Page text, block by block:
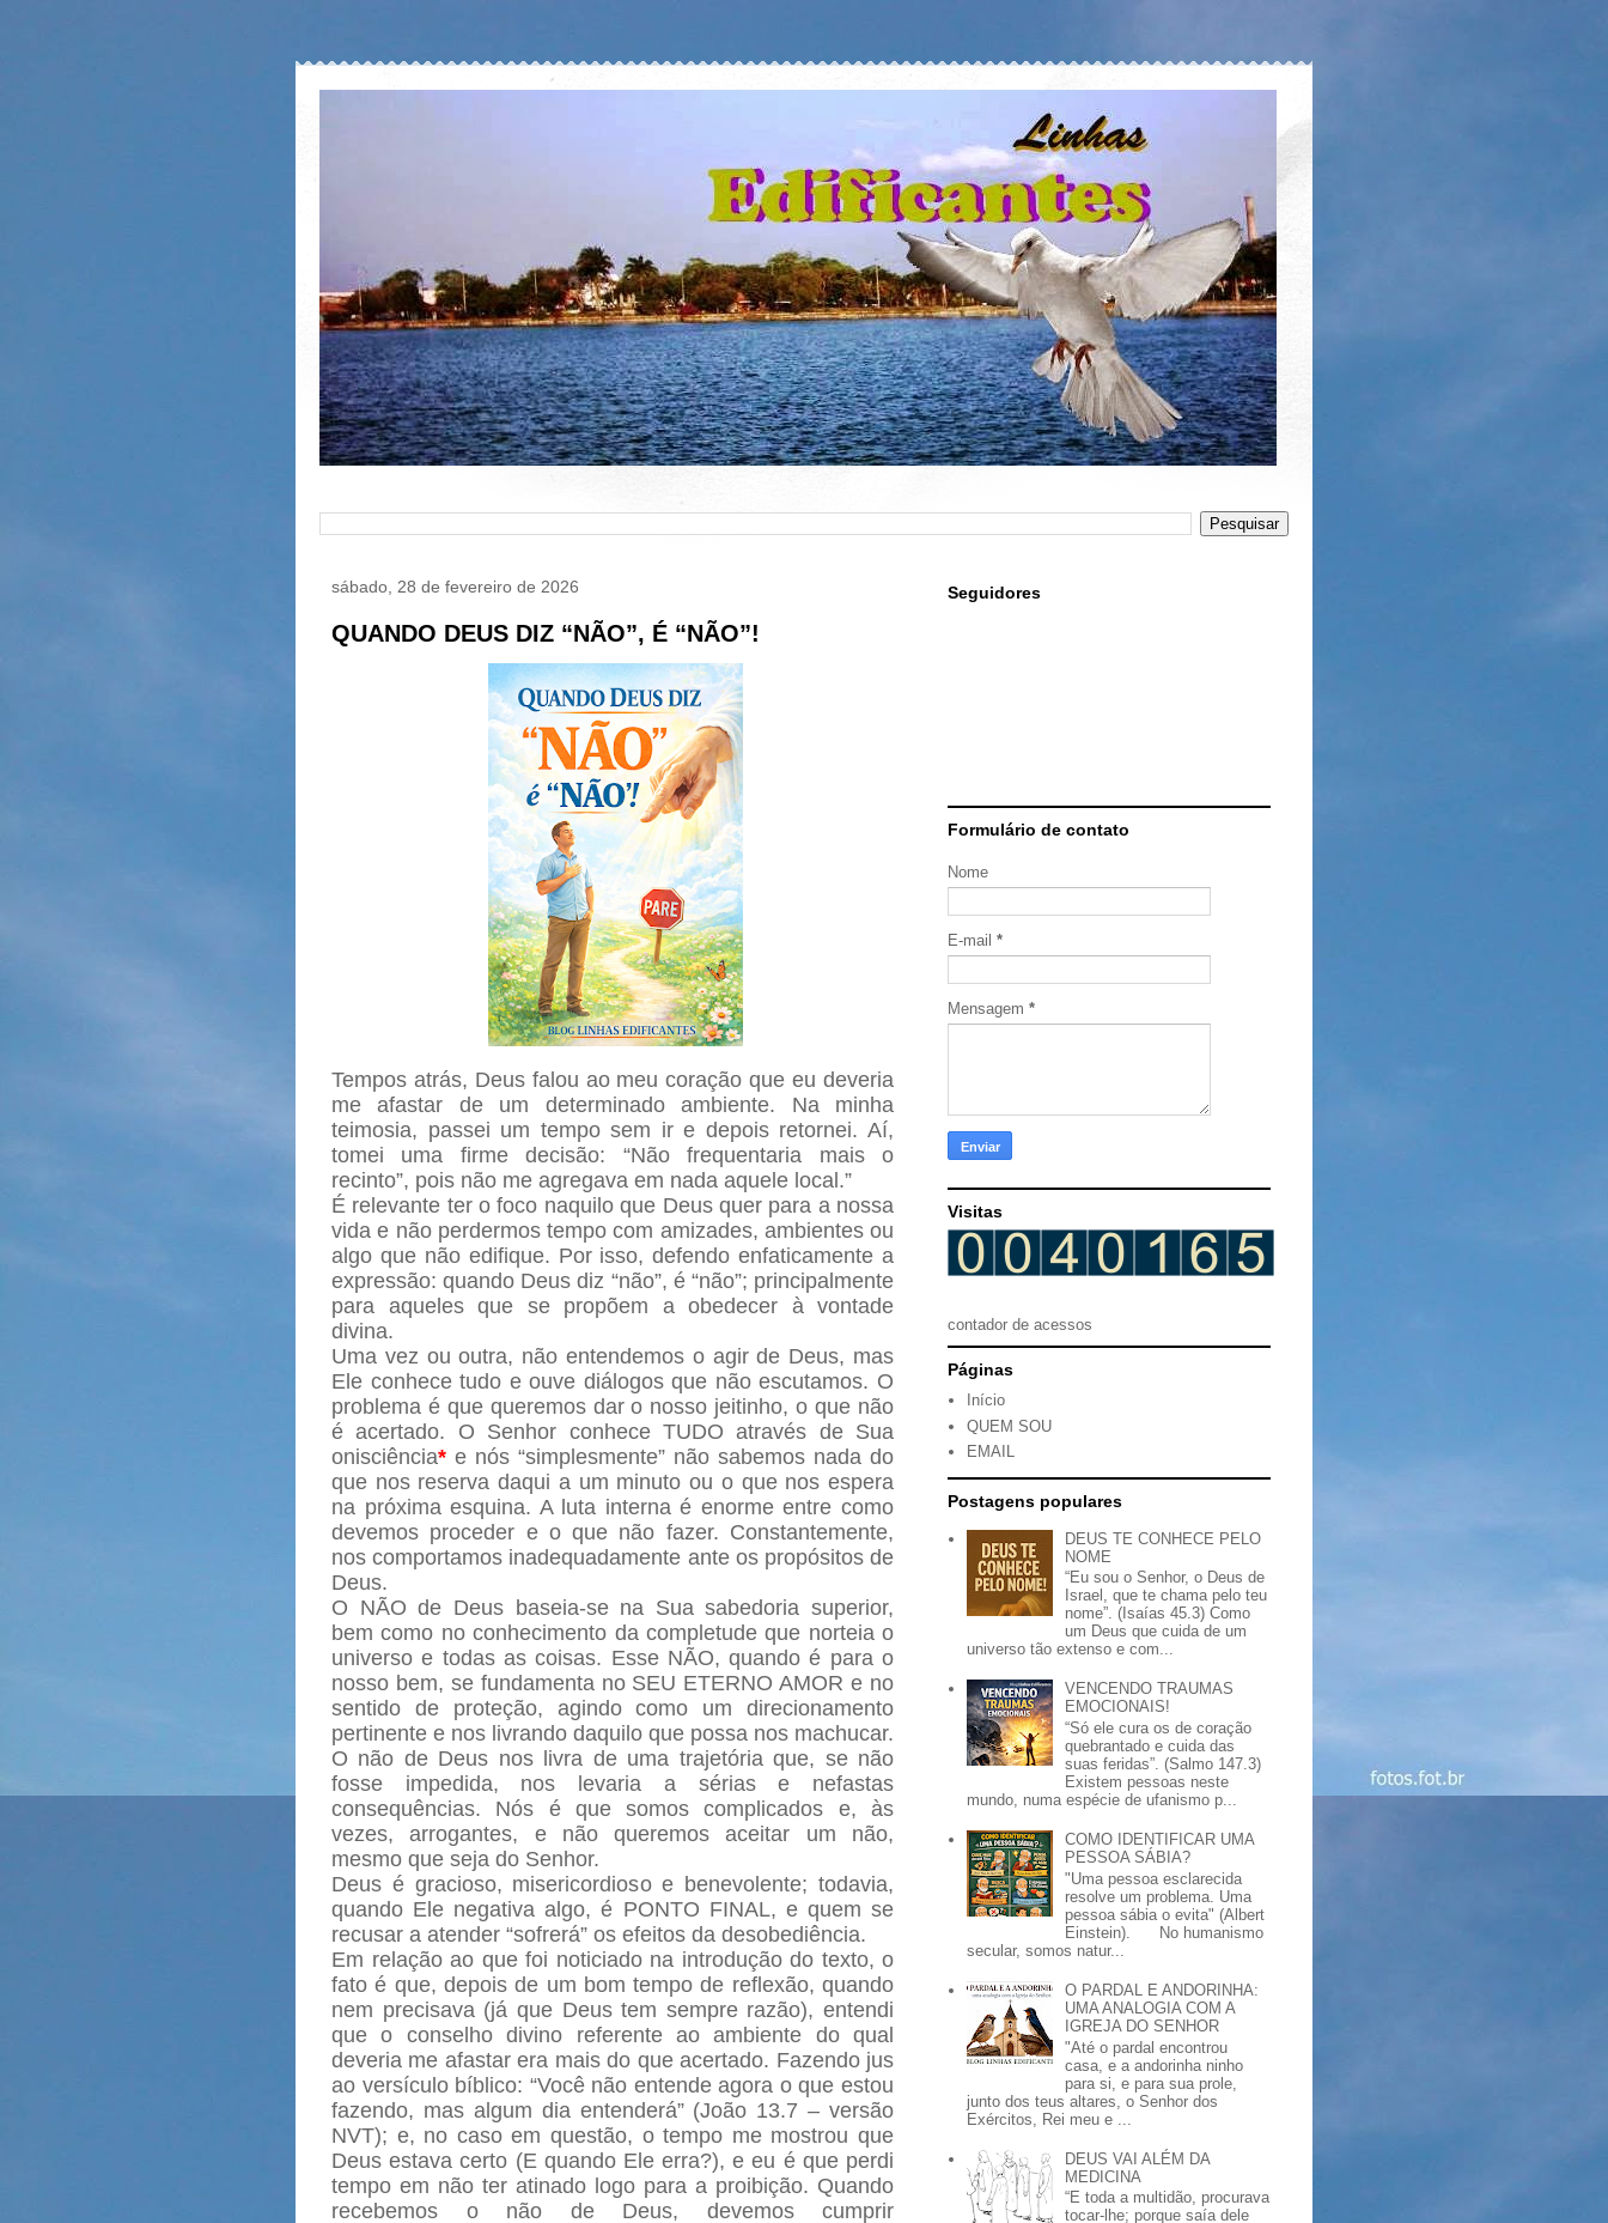
sábado, 28 de fevereiro de 2026
QUANDO DEUS DIZ “NÃO”, É “NÃO”!
Tempos atrás, Deus falou ao meu coração que eu deveria
me afastar de um determinado ambiente. Na minha
teimosia, passei um tempo sem ir e depois retornei. Aí,
tomei uma firme decisão: “Não frequentaria mais o
recinto”, pois não me agregava em nada aquele local.”
É relevante ter o foco naquilo que Deus quer para a nossa
vida e não perdermos tempo com amizades, ambientes ou
algo que não edifique. Por isso, defendo enfaticamente a
expressão: quando Deus diz “não”, é “não”; principalmente
para aqueles que se propõem a obedecer à vontade
divina.
Uma vez ou outra, não entendemos o agir de Deus, mas
Ele conhece tudo e ouve diálogos que não escutamos. O
problema é que queremos dar o nosso jeitinho, o que não
é acertado. O Senhor conhece TUDO através de Sua
onisciência* e nós “simplesmente” não sabemos nada do
que nos reserva daqui a um minuto ou o que nos espera
na próxima esquina. A luta interna é enorme entre como
devemos proceder e o que não fazer. Constantemente,
nos comportamos inadequadamente ante os propósitos de
Deus.
O NÃO de Deus baseia-se na Sua sabedoria superior,
bem como no conhecimento da completude que norteia o
universo e todas as coisas. Esse NÃO, quando é para o
nosso bem, se fundamenta no SEU ETERNO AMOR e no
sentido de proteção, agindo como um direcionamento
pertinente e nos livrando daquilo que possa nos machucar.
O não de Deus nos livra de uma trajetória que, se não
fosse impedida, nos levaria a sérias e nefastas
consequências. Nós é que somos complicados e, às
vezes, arrogantes, e não queremos aceitar um não,
mesmo que seja do Senhor.
Deus é gracioso, misericordioso e benevolente; todavia,
quando Ele negativa algo, é PONTO FINAL, e quem se
recusar a atender “sofrerá” os efeitos da desobediência.
Em relação ao que foi noticiado na introdução do texto, o
fato é que, depois de um bom tempo de reflexão, quando
nem precisava (já que Deus tem sempre razão), entendi
que o conselho divino referente ao ambiente do qual
deveria me afastar era mais do que acertado. Fazendo jus
ao versículo bíblico: “Você não entende agora o que estou
fazendo, mas algum dia entenderá” (João 13.7 – versão
NVT); e, no caso em questão, o tempo me mostrou que
Deus estava certo (E quando Ele erra?), e eu é que perdi
tempo em não ter atinado logo para a proibição. Quando
recebemos o não de Deus, devemos cumprir
Seguidores
Formulário de contato
Nome
E-mail *
Mensagem *
Visitas
contador de acessos
Páginas
Início
QUEM SOU
EMAIL
Postagens populares
DEUS TE CONHECE PELO
NOME
“Eu sou o Senhor, o Deus de
Israel, que te chama pelo teu
nome”. (Isaías 45.3) Como
um Deus que cuida de um
universo tão extenso e com...
VENCENDO TRAUMAS
EMOCIONAIS!
“Só ele cura os de coração
quebrantado e cuida das
suas feridas”. (Salmo 147.3)
Existem pessoas neste
mundo, numa espécie de ufanismo p...
COMO IDENTIFICAR UMA
PESSOA SÁBIA?
"Uma pessoa esclarecida
resolve um problema. Uma
pessoa sábia o evita" (Albert
Einstein). No humanismo
secular, somos natur...
O PARDAL E ANDORINHA:
UMA ANALOGIA COM A
IGREJA DO SENHOR
"Até o pardal encontrou
casa, e a andorinha ninho
para si, e para sua prole,
junto dos teus altares, o Senhor dos
Exércitos, Rei meu e ...
DEUS VAI ALÉM DA
MEDICINA
“E toda a multidão, procurava
tocar-lhe; porque saía dele